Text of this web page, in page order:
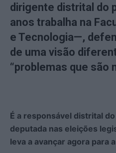
dirigente distrital do
anos trabalha na
e Tecnologia—,
de uma visão
“problemas que são
É a responsável distrital
deputada nas eleições
leva a avançar agora para